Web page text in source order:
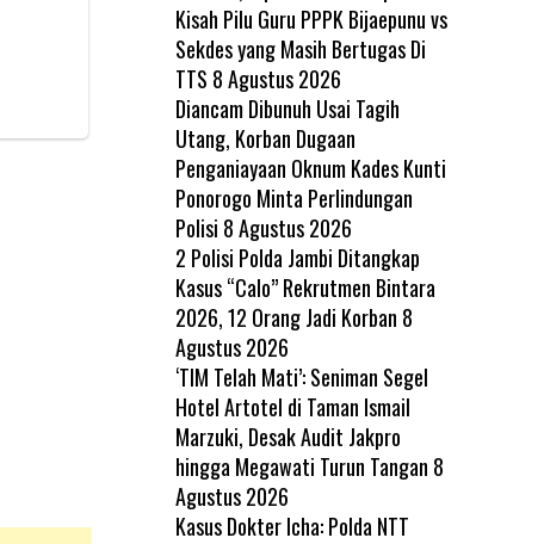
Kisah Pilu Guru PPPK Bijaepunu vs
Sekdes yang Masih Bertugas Di
TTS 8 Agustus 2026
Diancam Dibunuh Usai Tagih
Utang, Korban Dugaan
Penganiayaan Oknum Kades Kunti
Ponorogo Minta Perlindungan
Polisi 8 Agustus 2026
2 Polisi Polda Jambi Ditangkap
Kasus “Calo” Rekrutmen Bintara
2026, 12 Orang Jadi Korban 8
Agustus 2026
‘TIM Telah Mati’: Seniman Segel
Hotel Artotel di Taman Ismail
Marzuki, Desak Audit Jakpro
hingga Megawati Turun Tangan 8
Agustus 2026
Kasus Dokter Icha: Polda NTT